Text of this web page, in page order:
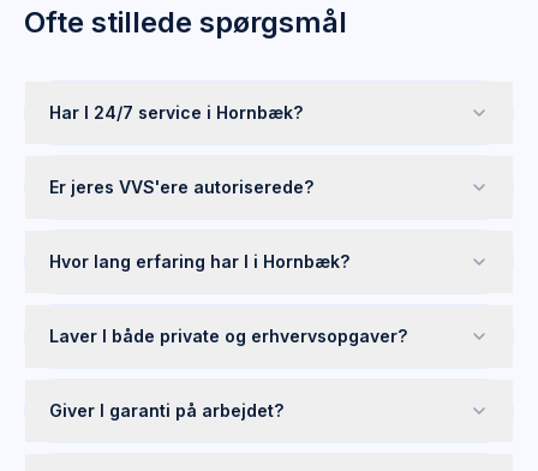
Ofte stillede spørgsmål
Har I 24/7 service i Hornbæk?
Er jeres VVS'ere autoriserede?
Hvor lang erfaring har I i Hornbæk?
Laver I både private og erhvervsopgaver?
Giver I garanti på arbejdet?